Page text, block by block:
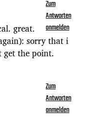
great.
sorry that i
get the point.
Zum
Antworten
anmelden
Zum
Antworten
anmelden